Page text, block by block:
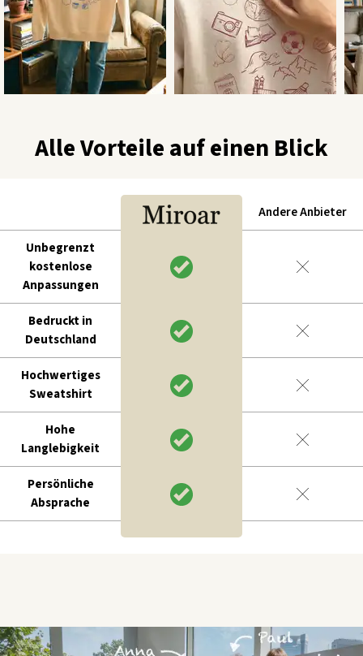
Alle Vorteile auf einen Blick
Andere Anbieter
Unbegrenzt
kostenlose
Anpassungen
Bedruckt in
Deutschland
Hochwertiges
Sweatshirt
Hohe
Langlebigkeit
Persönliche
Absprache